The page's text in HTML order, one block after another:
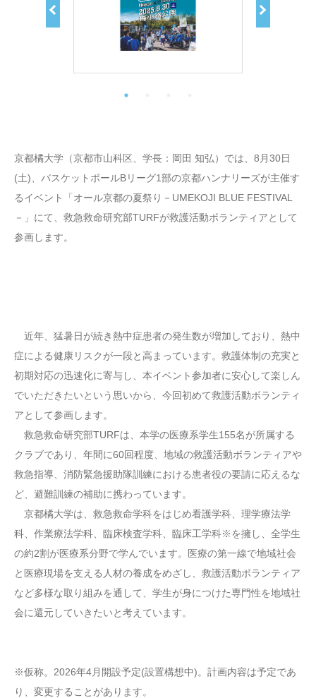
京都橘大学（京都市山科区、学長：岡田 知弘）では、8月30日
(土)、バスケットボールBリーグ1部の京都ハンナリーズが主催す
るイベント「オール京都の夏祭り－UMEKOJI BLUE FESTIVAL
－」にて、救急救命研究部TURFが救護活動ボランティアとして
参画します。
近年、猛暑日が続き熱中症患者の発生数が増加しており、熱中
症による健康リスクが一段と高まっています。救護体制の充実と
初期対応の迅速化に寄与し、本イベント参加者に安心して楽しん
でいただきたいという思いから、今回初めて救護活動ボランティ
アとして参画します。
救急救命研究部TURFは、本学の医療系学生155名が所属する
クラブであり、年間に60回程度、地域の救護活動ボランティアや
救急指導、消防緊急援助隊訓練における患者役の要請に応えるな
ど、避難訓練の補助に携わっています。
京都橘大学は、救急救命学科をはじめ看護学科、理学療法学
科、作業療法学科、臨床検査学科、臨床工学科※を擁し、全学生
の約2割が医療系分野で学んでいます。医療の第一線で地域社会
と医療現場を支える人材の養成をめざし、救護活動ボランティア
など多様な取り組みを通して、学生が身につけた専門性を地域社
会に還元していきたいと考えています。
※仮称。2026年4月開設予定(設置構想中)。計画内容は予定であ
り、変更することがあります。